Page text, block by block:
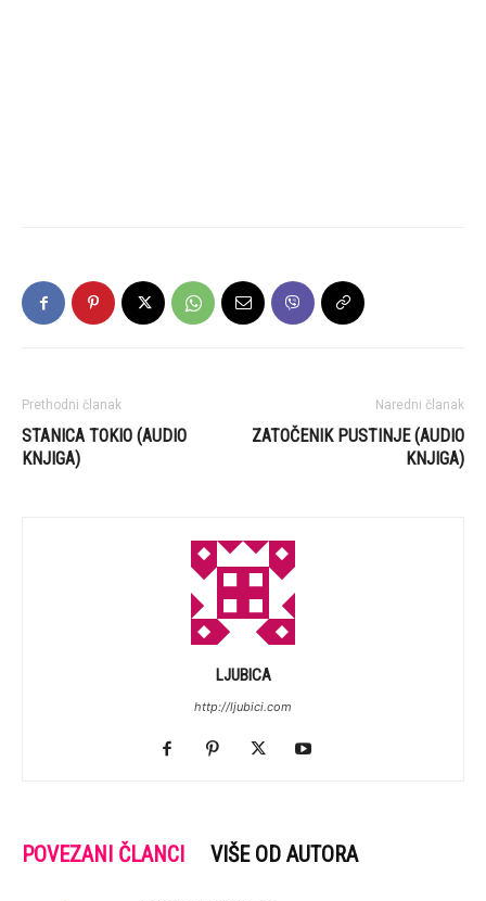
Prethodni članak
STANICA TOKIO (AUDIO
KNJIGA)
Naredni članak
ZATOČENIK PUSTINJE (AUDIO
KNJIGA)
LJUBICA
http://ljubici.com
POVEZANI ČLANCI VIŠE OD AUTORA